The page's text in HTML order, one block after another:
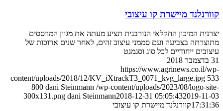
קוורנלנד מיישרת קו עיצובי
יצרנית המיכון החקלאי הנורבגית תציע מעתה את מגוון המרססים
מתוצרתה בצביעה ועם סממני עיצוב זהים, לאחר שנים ארוכות של
עיצובים ייחודיים לכל סוג וסגמנט
31 בדצמבר 2018
https://www.agrinews.co.il/wp-
content/uploads/2018/12/KV_iXtrackT3_0071_kvg_large.jpg 533
800 dani Steinmann /wp-content/uploads/2023/08/logo-site-
300x131.png dani Steinmann2018-12-31 05:05:432019-11-03
17:31:36קוורנלנד מיישרת קו עיצובי